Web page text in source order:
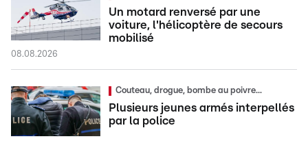
Un motard renversé par une
voiture, l'hélicoptère de secours
mobilisé
08.08.2026
Couteau, drogue, bombe au poivre...
Plusieurs jeunes armés interpellés
par la police